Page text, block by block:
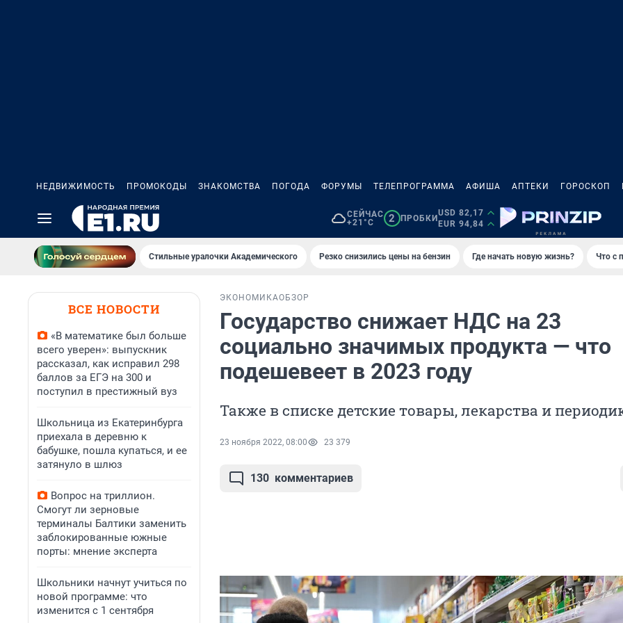
НЕДВИЖИМОСТЬ ПРОМОКОДЫ ЗНАКОМСТВА ПОГОДА ФОРУМЫ ТЕЛЕПРОГРАММА АФИША АПТЕКИ ГОРОСКОП
СЕЙЧАС
+21°C
2 ПРОБКИ
USD 82,17
EUR 94,84
Стильные уралочки Академического Резко снизились цены на бензин Где начать новую жизнь? Что с
ВСЕ НОВОСТИ
«В математике был больше
всего уверен»: выпускник
рассказал, как исправил 298
баллов за ЕГЭ на 300 и
поступил в престижный вуз
Школьница из Екатеринбурга
приехала в деревню к
бабушке, пошла купаться, и ее
затянуло в шлюз
Вопрос на триллион.
Смогут ли зерновые
терминалы Балтики заменить
заблокированные южные
порты: мнение эксперта
Школьники начнут учиться по
новой программе: что
изменится с 1 сентября
ЭКОНОМИКАОБЗОР
Государство снижает НДС на 23
социально значимых продукта — что
подешевеет в 2023 году
Также в списке детские товары, лекарства и
23 ноября 2022, 08:00 23 379
130 комментариев